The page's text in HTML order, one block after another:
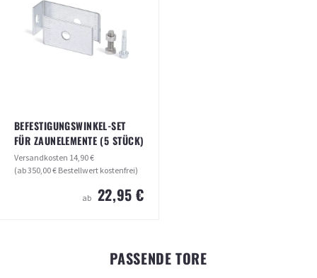
ab
BEFESTIGUNGSWINKEL-SET
FÜR ZAUNELEMENTE (5 STÜCK)
Versandkosten 14,90 €
(ab 350,00 € Bestellwert kostenfrei)
ab 22,95 €
PASSENDE TORE